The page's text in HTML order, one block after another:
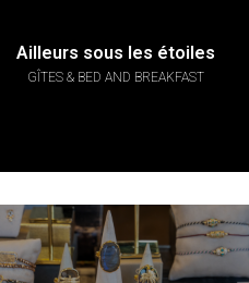
Ailleurs sous les étoiles
GÎTES & BED AND BREAKFAST